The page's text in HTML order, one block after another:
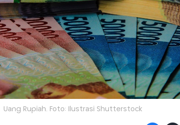
Uang Rupiah. Foto: Ilustrasi Shutterstock